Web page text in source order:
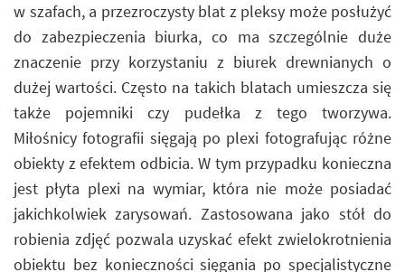
w szafach, a przezroczysty blat z pleksy może posłużyć
do zabezpieczenia biurka, co ma szczególnie duże
znaczenie przy korzystaniu z biurek drewnianych o
dużej wartości. Często na takich blatach umieszcza się
także pojemniki czy pudełka z tego tworzywa.
Miłośnicy fotografii sięgają po plexi fotografując różne
obiekty z efektem odbicia. W tym przypadku konieczna
jest płyta plexi na wymiar, która nie może posiadać
jakichkolwiek zarysowań. Zastosowana jako stół do
robienia zdjęć pozwala uzyskać efekt zwielokrotnienia
obiektu bez konieczności sięgania po specjalistyczne